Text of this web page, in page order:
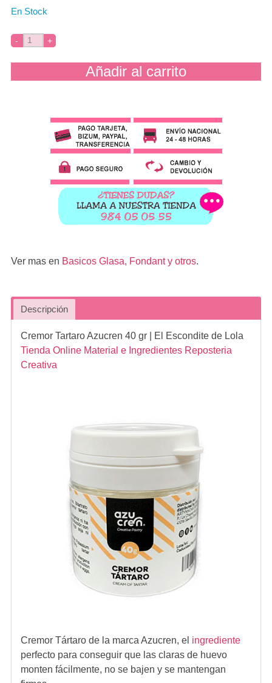
En Stock
Añadir al carrito
Ver mas en Basicos Glasa, Fondant y otros.
Descripción
Cremor Tartaro Azucren 40 gr| El Escondite de Lola
Tienda Online Material e Ingredientes Reposteria
Creativa
Cremor Tártaro de la marca Azucren, el ingrediente
perfecto para conseguir que las claras de huevo
monten fácilmente, no se bajen y se mantengan